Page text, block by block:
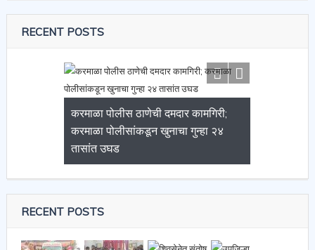
RECENT POSTS
करमाळा पोलीस ठाणेची दमदार कामगिरी;
करमाळा पोलीसांकडून खुनाचा गुन्हा २४
तासांत उघड
RECENT POSTS